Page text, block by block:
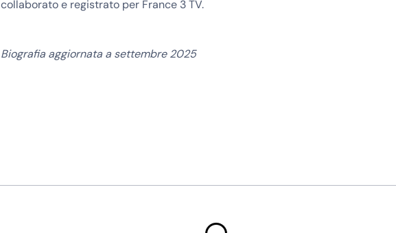
collaborato e registrato per France 3 TV.
Biografia aggiornata a settembre 2025